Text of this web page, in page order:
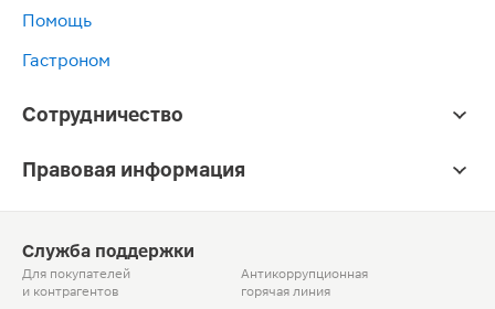
Помощь
Гастроном
Сотрудничество
Правовая информация
Служба поддержки
Для покупателей
и контрагентов
Антикоррупционная
горячая линия